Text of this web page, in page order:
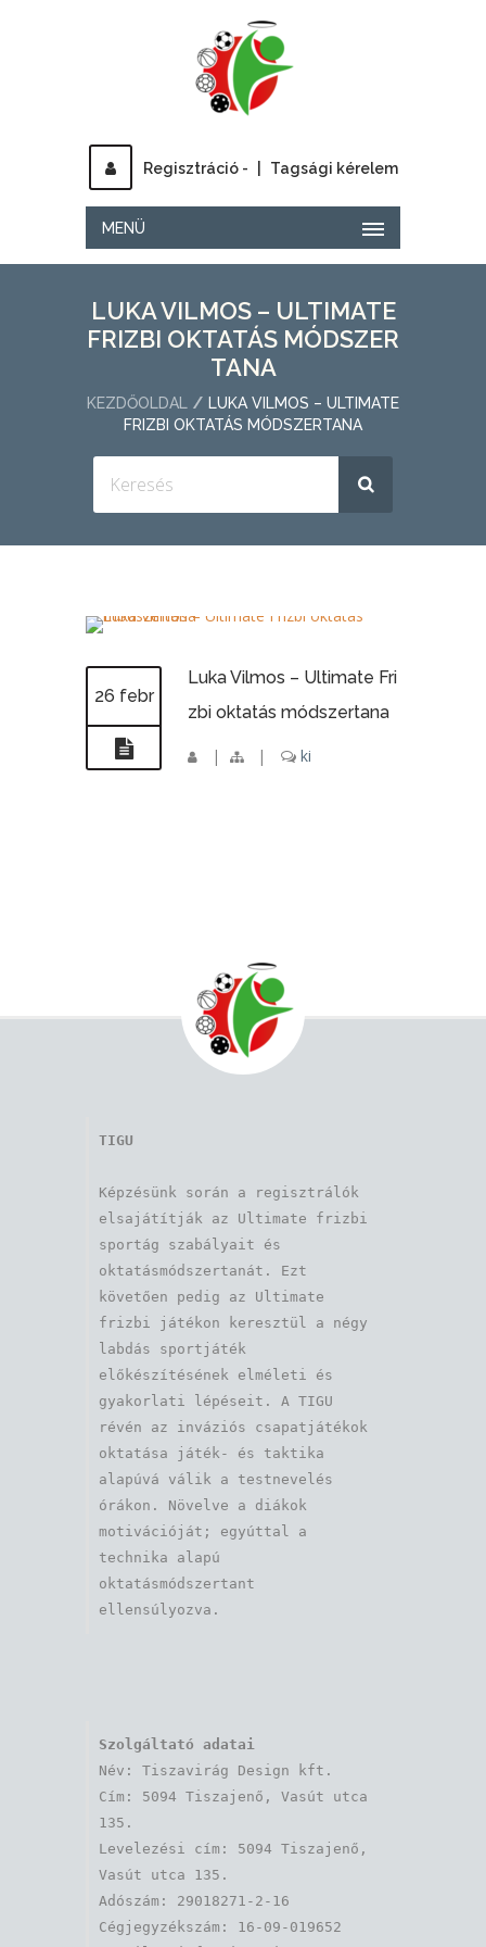
Regisztráció - Tagsági kérelem
MENÜ
LUKA VILMOS – ULTIMATE
FRIZBI OKTATÁS MÓDSZER
TANA
KEZDŐOLDAL
LUKA VILMOS – ULTIMATE
FRIZBI OKTATÁS MÓDSZERTANA
26 febr
Luka Vilmos – Ultimate Fri
zbi oktatás módszertana
| | ki
TIGU
Képzésünk során a regisztrálók
elsajátítják az Ultimate frizbi
sportág szabályait és
oktatásmódszertanát. Ezt
követően pedig az Ultimate
frizbi játékon keresztül a négy
labdás sportjáték
előkészítésének elméleti és
gyakorlati lépéseit. A TIGU
révén az inváziós csapatjátékok
oktatása játék- és taktika
alapúvá válik a testnevelés
órákon. Növelve a diákok
motivációját; egyúttal a
technika alapú
oktatásmódszertant
ellensúlyozva.
Szolgáltató adatai
Név: Tiszavirág Design kft.
Cím: 5094 Tiszajenő, Vasút utca
135.
Levelezési cím: 5094 Tiszajenő,
Vasút utca 135.
Adószám: 29018271-2-16
Cégjegyzékszám: 16-09-019652